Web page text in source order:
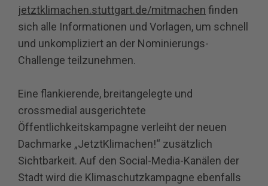
jetztklimachen.stuttgart.de/mitmachen finden
sich alle Informationen und Vorlagen, um schnell
und unkompliziert an der Nominierungs-
Challenge teilzunehmen.
Eine flankierende, breitangelegte und
crossmedial ausgerichtete
Öffentlichkeitskampagne verleiht der neuen
Dachmarke „JetztKlimachen!“ zusätzlich
Sichtbarkeit. Auf den Social-Media-Kanälen der
Stadt wird die Klimaschutzkampagne ebenfalls